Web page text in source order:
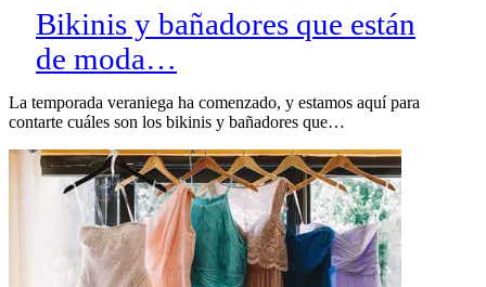
Bikinis y bañadores que están
de moda…
La temporada veraniega ha comenzado, y estamos aquí para
contarte cuáles son los bikinis y bañadores que…